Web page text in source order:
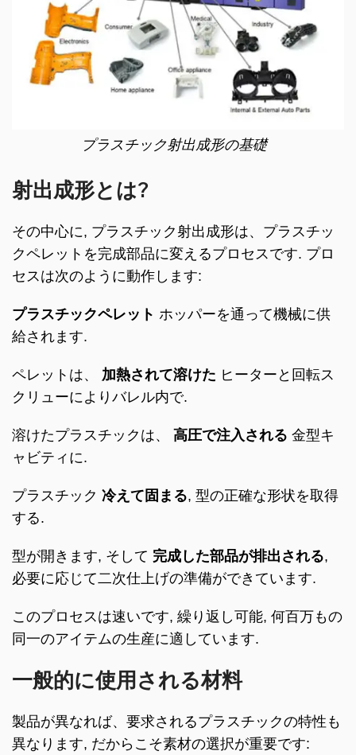
プラスチック射出成形の基礎
射出成形とは?
その中心に, プラスチック射出成形は、プラスチッ
クペレットを完成部品に変えるプロセスです. プロ
セスは次のように動作します:
プラスチックペレット ホッパーを通って機械に供
給されます.
ペレットは、 加熱されて溶けた ヒーターと回転ス
クリューによりバレル内で.
溶けたプラスチックは、 高圧で注入される 金型キ
ャビティに.
プラスチック 冷えて固まる, 型の正確な形状を取得
する.
型が開きます, そして 完成した部品が排出される,
必要に応じて二次仕上げの準備ができています.
このプロセスは速いです, 繰り返し可能, 何百万もの
同一のアイテムの生産に適しています.
一般的に使用される材料
製品が異なれば、要求されるプラスチックの特性も
異なります, だからこそ素材の選択が重要です: